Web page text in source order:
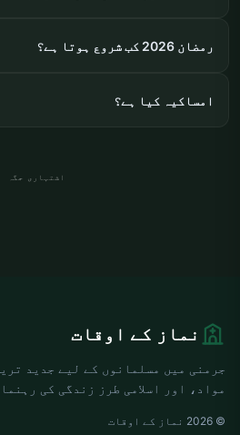
رمضان 2026 کب شروع ہوتا ہے؟
امساکیہ کیا ہے؟
اشتہاری جگہ
نماز کے اوقات
جرمنی میں مسلمانوں کے لیے جدید
مواد، اور اسلامی طرز زندگی کی
© 2026 نماز کے اوقات